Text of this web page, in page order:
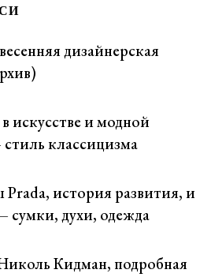
дизайнерская
искусстве и модной
классицизма
история развития, и
сумки, духи, одежда
Кидман, подробная